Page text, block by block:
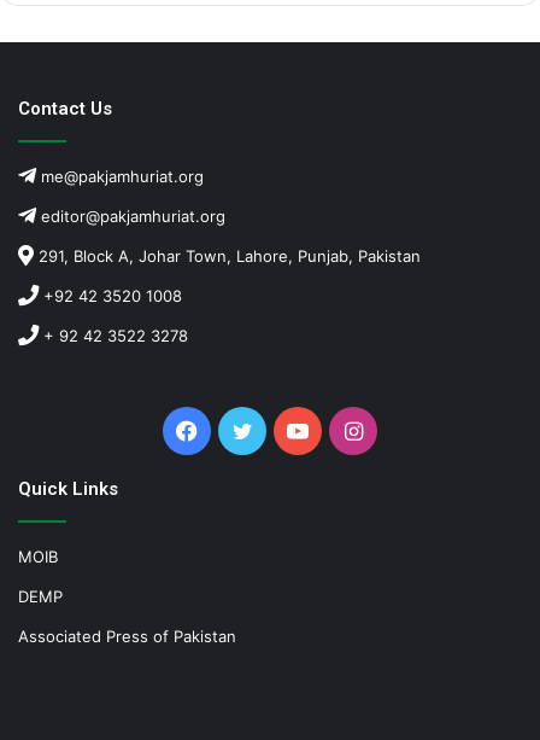
Contact Us
me@pakjamhuriat.org
editor@pakjamhuriat.org
291, Block A, Johar Town, Lahore, Punjab, Pakistan
+92 42 3520 1008
+ 92 42 3522 3278
Facebook
TwitterYouTubeInstagram
Quick Links
MOIB
DEMP
Associated Press of Pakistan